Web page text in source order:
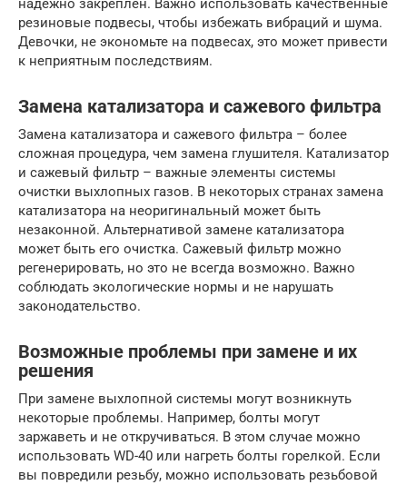
надежно закреплен. Важно использовать качественные
резиновые подвесы, чтобы избежать вибраций и шума.
Девочки, не экономьте на подвесах, это может привести
к неприятным последствиям.
Замена катализатора и сажевого фильтра
Замена катализатора и сажевого фильтра – более
сложная процедура, чем замена глушителя. Катализатор
и сажевый фильтр – важные элементы системы
очистки выхлопных газов. В некоторых странах замена
катализатора на неоригинальный может быть
незаконной. Альтернативой замене катализатора
может быть его очистка. Сажевый фильтр можно
регенерировать, но это не всегда возможно. Важно
соблюдать экологические нормы и не нарушать
законодательство.
Возможные проблемы при замене и их
решения
При замене выхлопной системы могут возникнуть
некоторые проблемы. Например, болты могут
заржаветь и не откручиваться. В этом случае можно
использовать WD-40 или нагреть болты горелкой. Если
вы повредили резьбу, можно использовать резьбовой